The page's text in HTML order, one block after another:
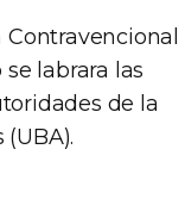
labrara las
de la